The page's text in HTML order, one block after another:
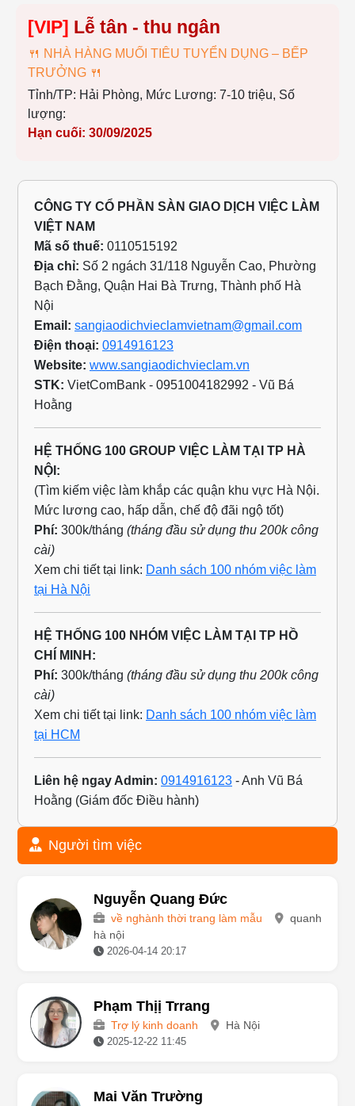
[VIP] Lễ tân - thu ngân
🍴 NHÀ HÀNG MUỐI TIÊU TUYỂN DỤNG – BẾP
TRƯỞNG 🍴
Tỉnh/TP: Hải Phòng, Mức Lương: 7-10 triệu, Số
lượng:
Hạn cuối: 30/09/2025
CÔNG TY CỔ PHẦN SÀN GIAO DỊCH VIỆC LÀM
VIỆT NAM
Mã số thuế: 0110515192
Địa chỉ: Số 2 ngách 31/118 Nguyễn Cao, Phường
Bạch Đằng, Quận Hai Bà Trưng, Thành phố Hà
Nội
Email: sangiaodichvieclamvietnam@gmail.com
Điện thoại: 0914916123
Website: www.sangiaodichvieclam.vn
STK: VietComBank - 0951004182992 - Vũ Bá
Hoằng
HỆ THỐNG 100 GROUP VIỆC LÀM TẠI TP HÀ
NỘI:
(Tìm kiếm việc làm khắp các quận khu vực Hà Nội.
Mức lương cao, hấp dẫn, chế độ đãi ngộ tốt)
Phí: 300k/tháng (tháng đầu sử dụng thu 200k công
cài)
Xem chi tiết tại link: Danh sách 100 nhóm việc làm
tại Hà Nội
HỆ THỐNG 100 NHÓM VIỆC LÀM TẠI TP HỒ
CHÍ MINH:
Phí: 300k/tháng (tháng đầu sử dụng thu 200k công
cài)
Xem chi tiết tại link: Danh sách 100 nhóm việc làm
tại HCM
Liên hệ ngay Admin: 0914916123 - Anh Vũ Bá
Hoằng (Giám đốc Điều hành)
Người tìm việc
Nguyễn Quang Đức
về nghành thời trang làm mẫu
quanh
hà nội
2026-04-14 20:17
Phạm Thịị Trrang
Trợ lý kinh doanh Hà Nội
2025-12-22 11:45
Mai Văn Trường